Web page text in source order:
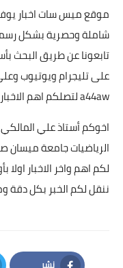
موقع ميس سات اخبار يوفر
شاملة وحصرية بشكل
تابعونا عن طريق البحث
على تليجرام ويوتيوب
a44aw لتصلكم اهم الاخبار.
اخوكم أستاذ علي
الرياضيات جامعة ميسان
لكم اهم واخر الاخبار
ننقل لكم الخبر بكل دقة
نشر